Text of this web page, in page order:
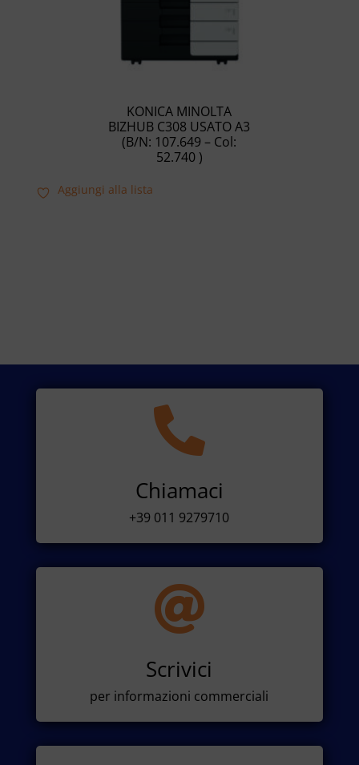
KONICA MINOLTA
BIZHUB C308 USATO A3
(B/N: 107.649 – Col:
52.740 )
Aggiungi alla lista

Chiamaci
+39 011 9279710

Scrivici
per informazioni commerciali